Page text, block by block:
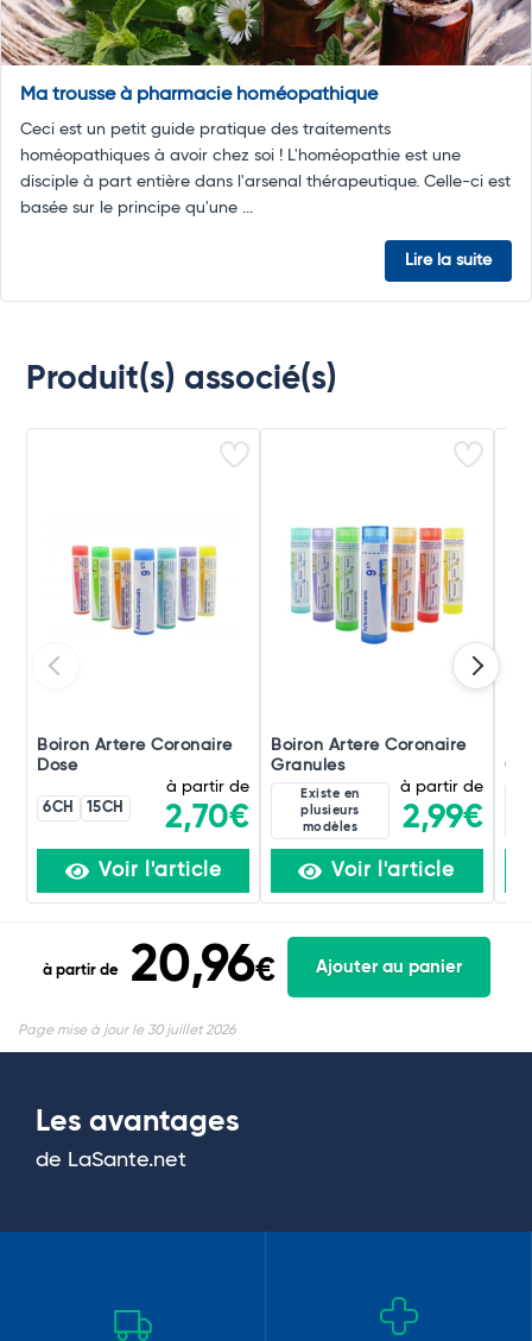
Ma trousse à pharmacie homéopathique
Ceci est un petit guide pratique des traitements
homéopathiques à avoir chez soi ! L'homéopathie est une
disciple à part entière dans l'arsenal thérapeutique. Celle-ci est
basée sur le principe qu'une ...
Lire la suite
Produit(s) associé(s)
Boiron Artere Coronaire
Dose
6CH 15CH
à partir de
2,70€
Voir l'article
Boiron Artere Coronaire
Granules
Existe en
plusieurs
modèles
à partir de
2,99€
Voir l'article
à partir de 20,96€ Ajouter au panier
Page mise à jour le 30 juillet 2026
Les avantages
de LaSante.net